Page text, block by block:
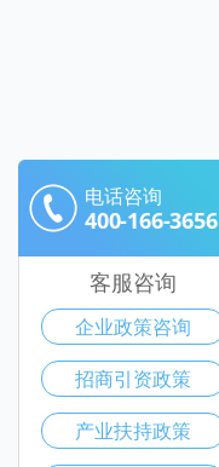
电话咨询
400-166-3656
客服咨询
企业政策咨询
招商引资政策
产业扶持政策